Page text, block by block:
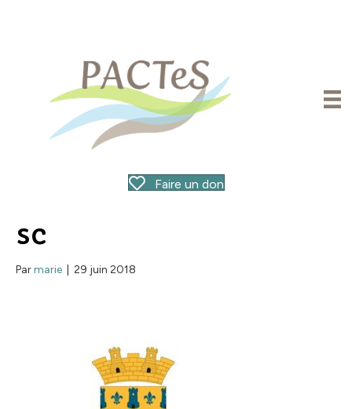
Faire un don
sc
Parmarie 29 juin 2018